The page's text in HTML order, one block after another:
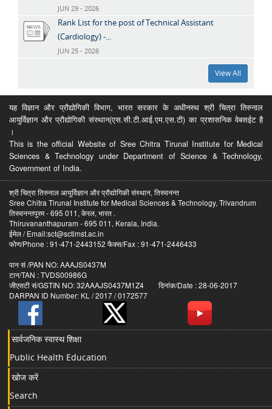
JUN 29 - 2026
Rank List for the post of Technical Assistant
(Cardiology) -...
JUN 25 - 2026
View All
यह विज्ञान और प्रौद्योगिकी विभाग, भारत सरकार के अधीनस्थ श्री चित्रा तिरुनाल
आयुर्विज्ञान और प्रौद्योगिकी संस्थान(एस.सी.टी.आई.एम.एस.टी) का प्रशासनिक वेबसईट है
।
This is the official Website of Sree Chitra Tirunal Institute for Medical
Sciences & Technology under Department of Science & Technology,
Government of India.
श्री चित्रा तिरुनाल आयुर्विज्ञान और प्रौद्योगिकी संस्थान, तिरुवनन्त
Sree Chitra Tirunal Institute for Medical Sciences & Technology, Trivandrum
तिरुवनन्तपुरम - 695 011, केरल, भारत .
Thiruvananthapuram - 695 011, Kerala, India.
ईमेल / Email:sct@sctimst.ac.in
फोण/Phone : 91-471-2443152 फैक्स/Fax : 91-471-2446433
पान सं /PAN NO: AAAJS0437M
टान/TAN : TVDS00986G
जीएसटी सं/GSTIN NO: 32AAAJS0437M1Z4 दिनांक/Date : 28-06-2017
DARPAN ID Number: KL / 2017 / 0172577
सार्वजनिक स्वास्थ शिक्षा
Public Health Education
खोज करें
Search